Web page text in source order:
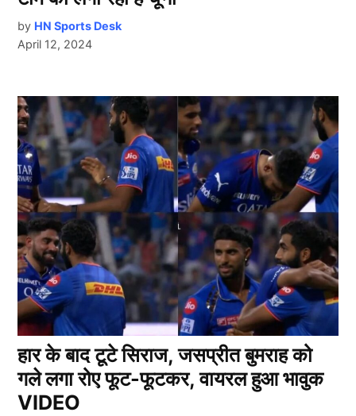
by HN Sports Desk
April 12, 2024
हार के बाद टूटे सिराज, जसप्रीत बुमराह को
गले लगा रोए फूट-फूटकर, वायरल हुआ भावुक
VIDEO